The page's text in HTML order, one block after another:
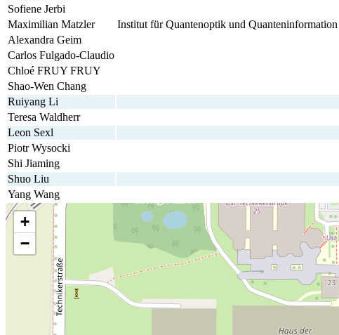
Sofiene Jerbi
Maximilian Matzler
Institut für Quantenoptik und
Alexandra Geim
Carlos Fulgado-Claudio
Chloé FRUY FRUY
Shao-Wen Chang
Ruiyang Li
Teresa Waldherr
Leon Sexl
Piotr Wysocki
Shi Jiaming
Shuo Liu
Yang Wang
+
−